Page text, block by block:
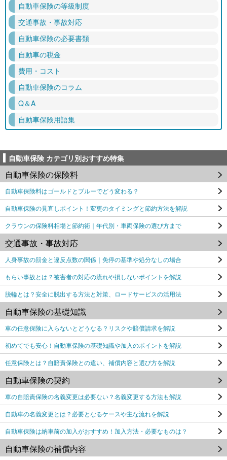
自動車保険の等級制度
交通事故・事故対応
自動車保険の必要書類
自動車の税金
費用・コスト
自動車保険のコラム
Q＆A
自動車保険用語集
自動車保険 カテゴリ別おすすめ特集
自動車保険の保険料
自動車保険料はゴールドとブルーでどう変わる？
自動車保険の見直しポイント！変更のタイミングと節約方法を解説
クラウンの保険料相場と節約術｜年代別・車両保険の選び方まで
交通事故・事故対応
人身事故の罰金と違反点数の関係｜免停の基準や処分なしの場合
もらい事故とは？被害者の対応の流れや損しないポイントを解説
脱輪とは？安全に脱出する方法と対策、ロードサービスの活用法
自動車保険の基礎知識
車の任意保険に入らないとどうなる？リスクや賠償請求を解説
初めてでも安心！自動車保険の基礎知識や加入のポイントを解説
任意保険とは？自賠責保険との違い、補償内容と選び方を解説
自動車保険の契約
車の自賠責保険の名義変更は必要ない？名義変更する方法も解説
自動車の名義変更とは？必要となるケースや主な流れを解説
自動車保険は納車前の加入がおすすめ！加入方法・必要なものは？
自動車保険の補償内容